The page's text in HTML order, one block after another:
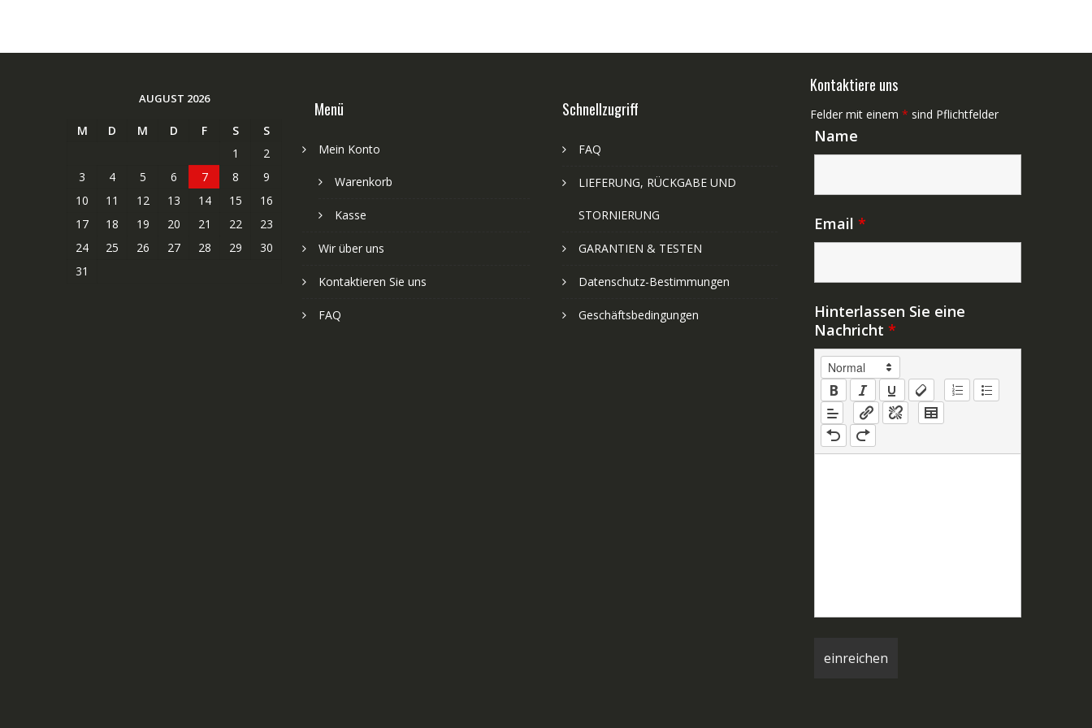
AUGUST 2026
M D M D F S
S
1
2
3
4 5 6 7 8
9
10
11 12 13 14 15
16
17
18 19 20 21 22
23
24
25 26 27 28 29
30
31
Menü
Mein Konto
Warenkorb
Kasse
Wir über uns
Kontaktieren Sie uns
FAQ
Schnellzugriff
FAQ
LIEFERUNG, RÜCKGABE UND
STORNIERUNG
GARANTIEN & TESTEN
Datenschutz-Bestimmungen
Geschäftsbedingungen
Kontaktiere uns
Felder mit einem * sind Pflichtfelder
Name
Email *
Hinterlassen Sie eine
Nachricht *